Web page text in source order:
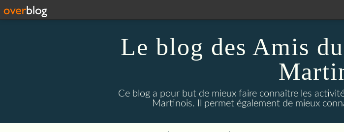
Le blog des Amis
Ce blog a pour but de mieux faire connaître les
Martinois. Il permet également de mieux